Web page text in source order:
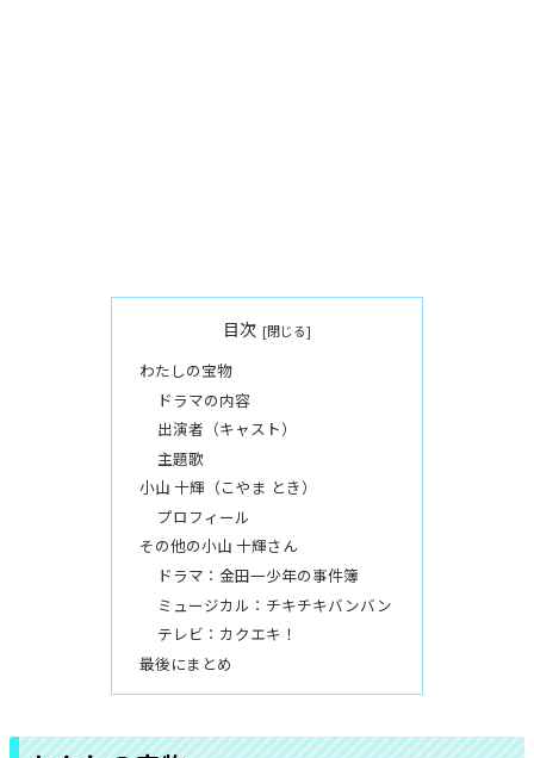
目次
わたしの宝物
ドラマの内容
出演者（キャスト）
主題歌
小山 十輝（こやま とき）
プロフィール
その他の小山 十輝さん
ドラマ：金田一少年の事件簿
ミュージカル：チキチキバンバン
テレビ：カクエキ！
最後にまとめ